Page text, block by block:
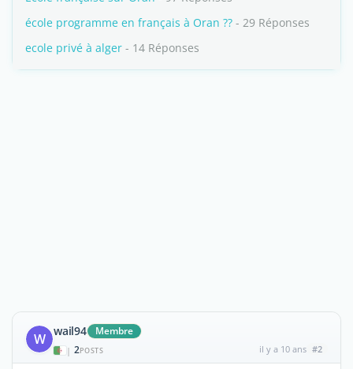
école programme en français à Oran ?? - 29 Réponses
ecole privé à alger - 14 Réponses
W wail94 Membre
| 2POSTS il y a 10 ans #2